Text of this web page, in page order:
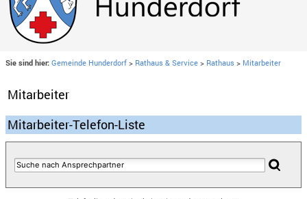
Sie sind hier: Gemeinde Hunderdorf > Rathaus & Service > Rathaus > Mitarbeiter
Mitarbeiter
Mitarbeiter-Telefon-Liste